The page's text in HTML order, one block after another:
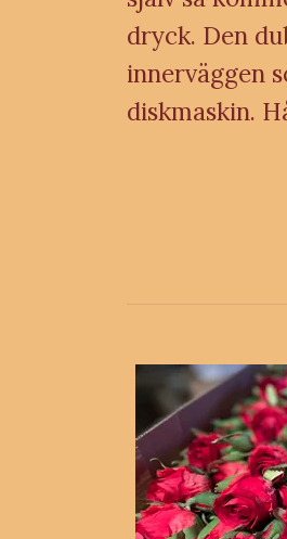
dryck. Den
innerväggen
diskmaskin.